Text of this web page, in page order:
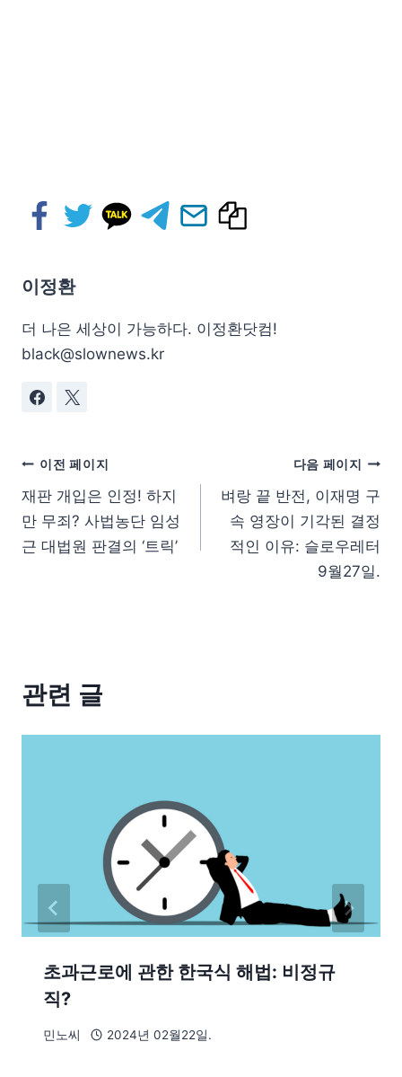
이정환
더 나은 세상이 가능하다. 이정환닷컴!
black@slownews.kr
이전 페이지
재판 개입은 인정! 하지
만 무죄? 사법농단 임성
근 대법원 판결의 ‘트릭’
다음 페이지
벼랑 끝 반전, 이재명 구
속 영장이 기각된 결정
적인 이유: 슬로우레터
9월27일.
관련 글
초과근로에 관한 한국식 해법: 비정규
직?
민노씨 2024년 02월22일.